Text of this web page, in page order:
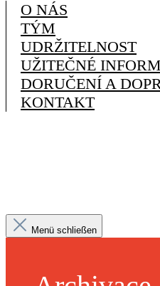
O NÁS
TÝM
UDRŽITELNOST
UŽITEČNÉ
DORUČENÍ A
KONTAKT
Menü schließen